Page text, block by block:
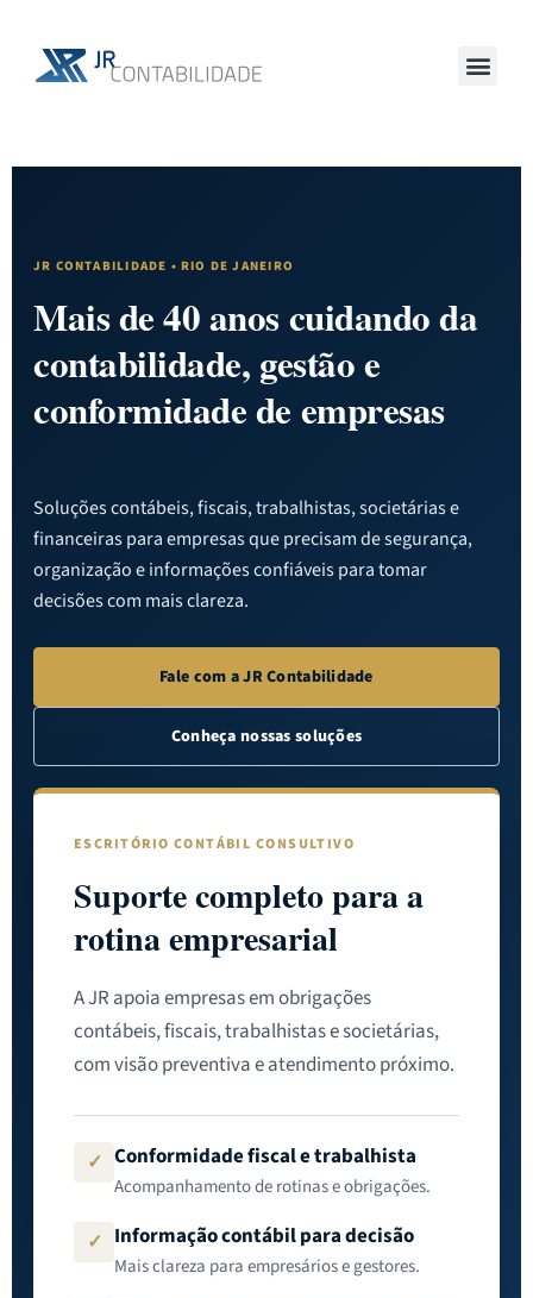
JR CONTABILIDADE • RIO DE JANEIRO
Mais de 40 anos cuidando da
contabilidade, gestão e
conformidade de empresas
Soluções contábeis, fiscais, trabalhistas, societárias e
financeiras para empresas que precisam de segurança,
organização e informações confiáveis para tomar
decisões com mais clareza.
Fale com a JR Contabilidade
Conheça nossas soluções
ESCRITÓRIO CONTÁBIL CONSULTIVO
Suporte completo para a
rotina empresarial
A JR apoia empresas em obrigações
contábeis, fiscais, trabalhistas e societárias,
com visão preventiva e atendimento próximo.
✓ Conformidade fiscal e trabalhista
Acompanhamento de rotinas e obrigações.
✓ Informação contábil para decisão
Mais clareza para empresários e gestores.